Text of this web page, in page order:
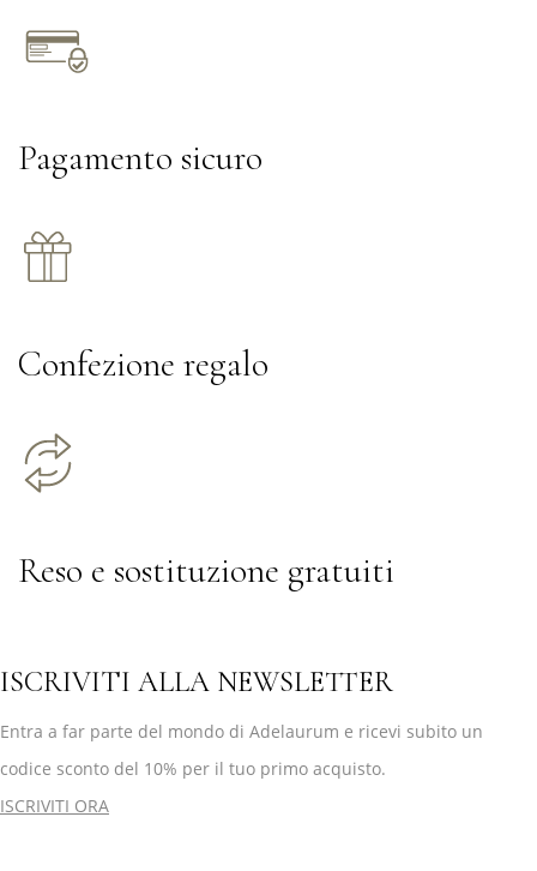
Pagamento sicuro
Confezione regalo
Reso e sostituzione gratuiti
ISCRIVITI ALLA NEWSLETTER
Entra a far parte del mondo di Adelaurum e ricevi subito un
codice sconto del 10% per il tuo primo acquisto.
ISCRIVITI ORA